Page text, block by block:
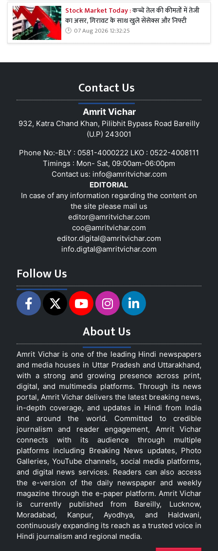
Stock Market Today :कच्चे तेल की कीमतों में तेजी
का असर, गिरावट के साथ खुले सेंसेक्स और निफ्टी
07 Aug 2026 12:32:25
Contact Us
Amrit Vichar
932, Katra Chand Khan, Pilibhit Bypass Road Bareilly
(U.P) 243001
Phone No:-BLY : 0581-4000222 LKO : 0522-4008111
Timings : Mon- Sat, 09:00am-06:00pm
Contact us: info@amritvichar.com
EDITORIAL
In case of any information regarding the content on
the site please mail us
editor@amritvichar.com
coo@amritvichar.com
editor.digital@amritvichar.com
info.digtal@amritvichar.com
Follow Us
About Us
Amrit Vichar is one of the leading Hindi newspapers
and media houses in Uttar Pradesh and Uttarakhand,
with a strong and growing presence across print,
digital, and multimedia platforms. Through its news
portal, Amrit Vichar delivers the latest breaking news,
in-depth coverage, and updates in Hindi from India
and around the world. Committed to credible
journalism and reader engagement, Amrit Vichar
connects with its audience through multiple
platforms including Breaking News updates, Photo
Galleries, YouTube channels, social media platforms,
and digital news services. Readers can also access
the e-version of the daily newspaper and weekly
magazine through the e-paper platform. Amrit Vichar
is currently published from Bareilly, Lucknow,
Moradabad, Kanpur, Ayodhya, and Haldwani,
continuously expanding its reach as a trusted voice in
Hindi journalism and regional media.